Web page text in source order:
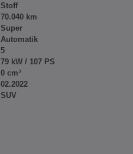
Stoff
70.040 km
Super
Automatik
5
79 kW / 107 PS
0 cm³
02.2022
SUV